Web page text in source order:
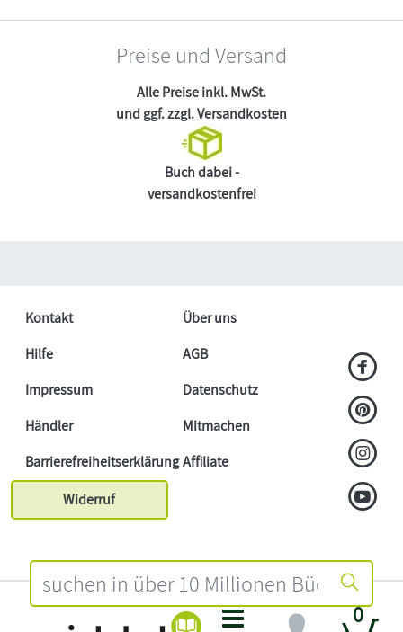
0
Preise und Versand
Alle Preise inkl. MwSt.
und ggf. zzgl.Versandkosten
Buch dabei -
versandkostenfrei
Kontakt
Über uns
Hilfe
AGB
Impressum
Datenschutz
Händler
Mitmachen
BarrierefreiheitserklärungAffiliate
Widerruf